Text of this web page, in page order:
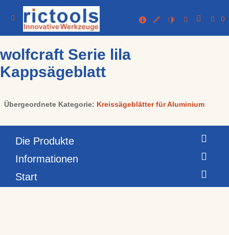
0
wolfcraft Serie lila
Kappsägeblatt
Übergeordnete Kategorie: Kreissägeblätter für Aluminium
Die Produkte
Informationen
Start